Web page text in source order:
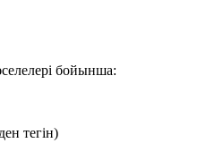
бойынша:
тегін)